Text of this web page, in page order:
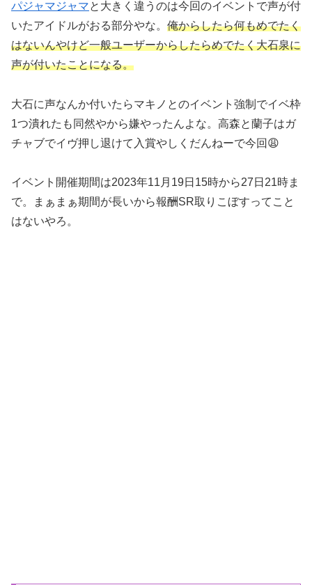
パジャマジャマと大きく違うのは今回のイベントで声が付
いたアイドルがおる部分やな。 俺からしたら何もめでたく
はないんやけど一般ユーザーからしたらめでたく大石泉に
声が付いたことになる。
大石に声なんか付いたらマキノとのイベント強制でイベ枠
1つ潰れたも同然やから嫌やったんよな。高森と蘭子はガ
チャブでイヴ押し退けて入賞やしくだんねーで今回😩
イベント開催期間は2023年11月19日15時から27日21時ま
で。まぁまぁ期間が長いから報酬SR取りこぼすってこと
はないやろ。